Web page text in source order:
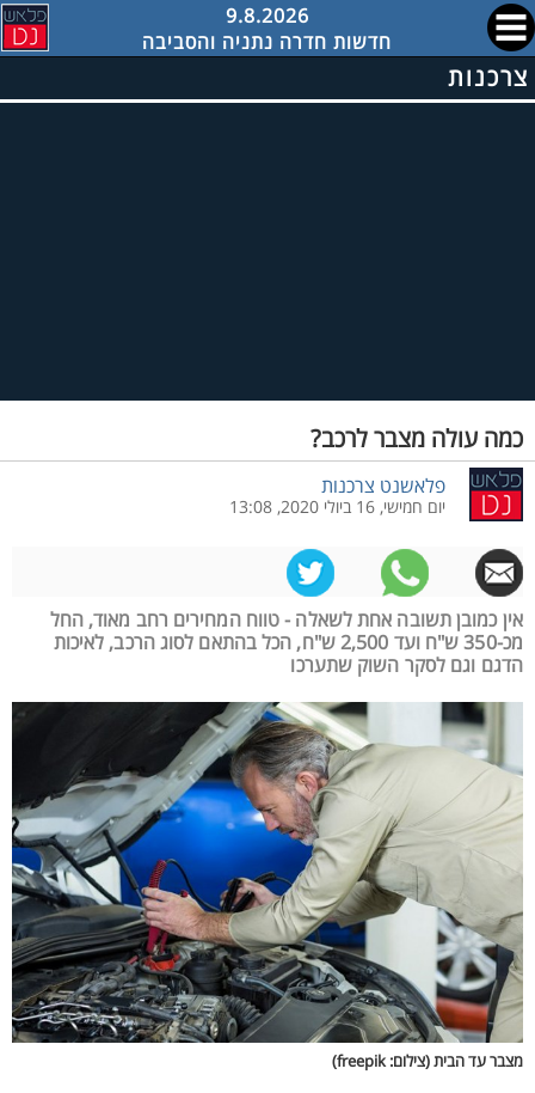
9.8.2026
חדשות חדרה נתניה והסביבה
צרכנות
כמה עולה מצבר לרכב?
פלאשנט צרכנות
יום חמישי, 16 ביולי 2020, 13:08
אין כמובן תשובה אחת לשאלה - טווח המחירים רחב מאוד, החל
מכ-350 ש"ח ועד 2,500 ש"ח, הכל בהתאם לסוג הרכב, לאיכות
הדגם וגם לסקר השוק שתערכו
מצבר עד הבית (צילום: freepik)